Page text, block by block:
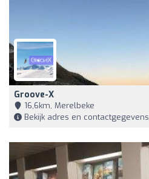
Groove-X
16,6km, Merelbeke
Bekijk adres en contactgegevens